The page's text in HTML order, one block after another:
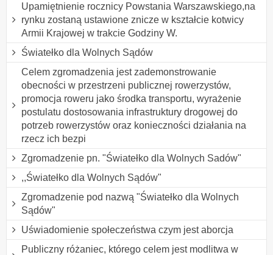
Upamiętnienie rocznicy Powstania Warszawskiego,na
rynku zostaną ustawione znicze w kształcie kotwicy
Armii Krajowej w trakcie Godziny W.
Światełko dla Wolnych Sądów
Celem zgromadzenia jest zademonstrowanie
obecności w przestrzeni publicznej rowerzystów,
promocja roweru jako środka transportu, wyrażenie
postulatu dostosowania infrastruktury drogowej do
potrzeb rowerzystów oraz konieczności działania na
rzecz ich bezpi
Zgromadzenie pn. "Światełko dla Wolnych Sadów"
,,Światełko dla Wolnych Sądów"
Zgromadzenie pod nazwą "Światełko dla Wolnych
Sądów"
Uświadomienie społeczeństwa czym jest aborcja
Publiczny różaniec, którego celem jest modlitwa w